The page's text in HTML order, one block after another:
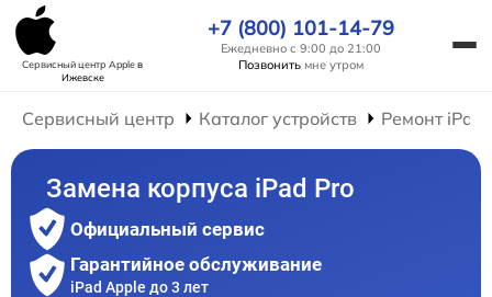
Сервисный центр Appleв
Ижевске
+7 (800) 101-14-79
Ежедневно с 9:00 до 21:00
Позвонить мне утром
Сервисный центр Каталог устройств Ремонт iPad
Замена корпуса iPad Pro
Официальный сервис
Гарантийное обслуживание
iPad Apple до 3 лет